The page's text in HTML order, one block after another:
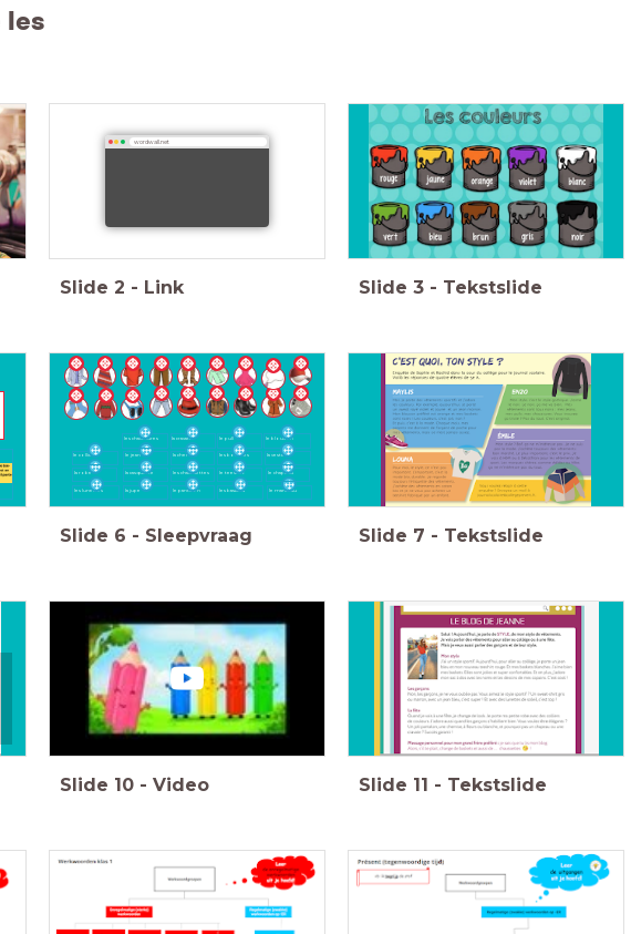
les
wordwall.net
Slide 2 - Link Slide 3 - Tekstslide
le jean
la casquette
la robe
la jupe
la chemise
les chaussures le pull
les bottines
les chaussettes
le manteau
le teeshirt
les baskets
le chapeau
les lunettes le pantalon
le collier
la cravatte le blouson
la veste
Slide 6 - Sleepvraag Slide 7 - Tekstslide
Slide 10 - Video Slide 11 - Tekstslide